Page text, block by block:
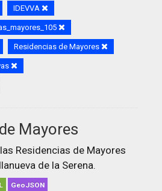
IDEVVA
Residencias de Mayores
Mayores
Residencias de Mayores
de la Serena.
GeoJSON